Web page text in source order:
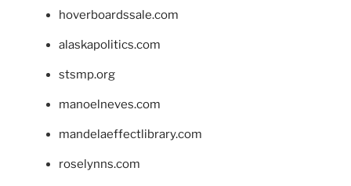
hoverboardssale.com
alaskapolitics.com
stsmp.org
manoelneves.com
mandelaeffectlibrary.com
roselynns.com